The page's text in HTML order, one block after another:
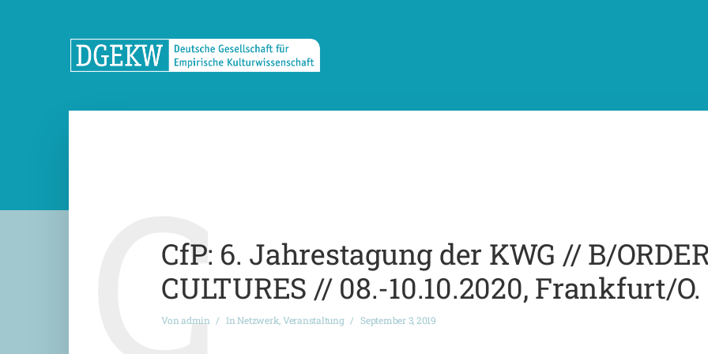
CfP: 6. Jahrestagung der KWG // B/
CULTURES // 08.-10.10.2020, Frankfurt/O.
Vonadmin InNetzwerk,Veranstaltung September 3, 2019
C